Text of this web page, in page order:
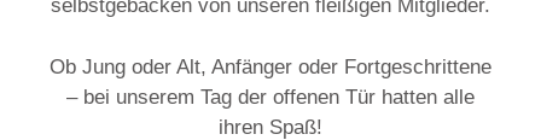
selbstgebacken von unseren fleißigen Mitglieder.
Ob Jung oder Alt, Anfänger oder Fortgeschrittene
– bei unserem Tag der offenen Tür hatten alle
ihren Spaß!